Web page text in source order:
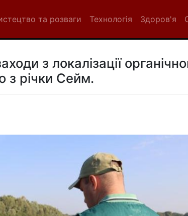
та розваги Технологія Здоров'я
з локалізації
з річки Сейм.